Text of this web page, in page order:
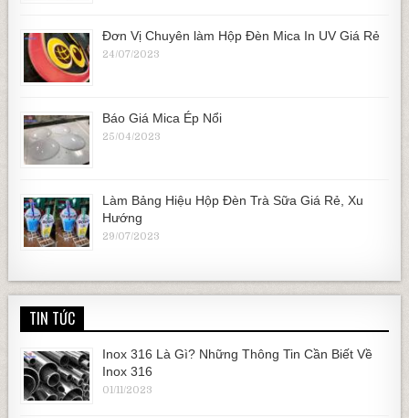
Đơn Vị Chuyên làm Hộp Đèn Mica In UV Giá Rẻ
24/07/2023
Báo Giá Mica Ép Nổi
25/04/2023
Làm Bảng Hiệu Hộp Đèn Trà Sữa Giá Rẻ, Xu
Hướng
29/07/2023
TIN TỨC
Inox 316 Là Gì? Những Thông Tin Cần Biết Về
Inox 316
01/11/2023